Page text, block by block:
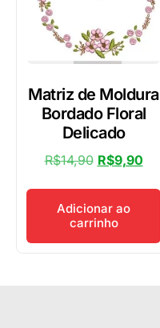
Matriz de Moldura
Bordado Floral
Delicado
R$14,90 R$9,90
Adicionar ao
carrinho